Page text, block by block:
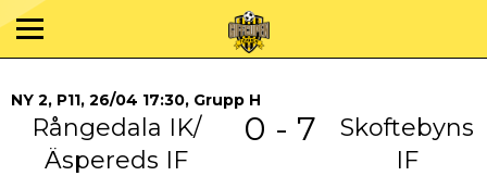
NY 2, P11, 26/04 17:30, Grupp H
Rångedala IK/
Äspereds IF
0 - 7
Skoftebyns
IF